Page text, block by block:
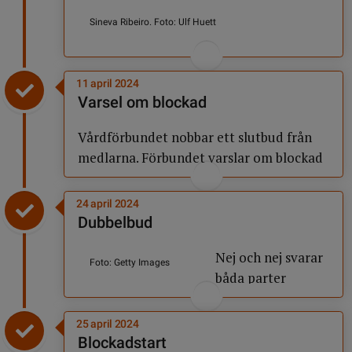
Sineva Ribeiro. Foto: Ulf Huett
arbetsgivarna försämrade
arbetstidsregler vid beredskapshändelser.
Förhandlingarna strandar,
Vårdförbundet ilsknar till och kallar in
medlare. Ordföranden Sineva Ribeiro
genom nedskärningar och sämre villkor
som svensk sjukvård ska rustas?”
11 april 2024
Varsel om blockad
Vårdförbundet nobbar ett slutbud från
medlarna. Förbundet varslar om blockad
av övertid, mertid och nyanställning för
63 000 vårdanställda i regionerna och
Stockholmssjukhusen. En vecka senare
Sobona, det avtalsområde där
tvångsmedling kan ske.
24 april 2024
Dubbelbud
Foto: Getty Images
Nej och nej svarar
båda parter
snabbt till varandras sista-minuten-bud
innan blockaden.
25 april 2024
Blockadstart